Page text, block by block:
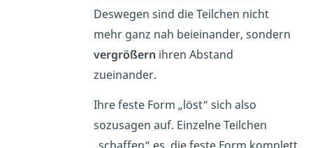
Deswegen sind die Teilchen nicht
mehr ganz nah beieinander, sondern
vergrößern ihren Abstand
zueinander.
Ihre feste Form „löst“ sich also
sozusagen auf. Einzelne Teilchen